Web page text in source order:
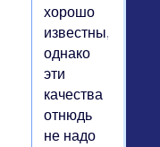
хорошо
известны,
однако
эти
качества
отнюдь
не надо